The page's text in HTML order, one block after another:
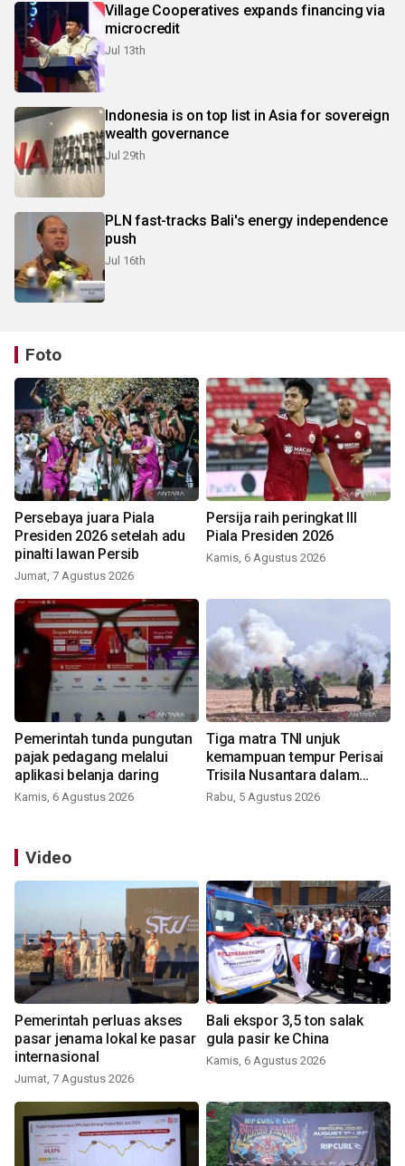
Village Cooperatives expands financing via
microcredit
Jul 13th
Indonesia is on top list in Asia for sovereign
wealth governance
Jul 29th
PLN fast-tracks Bali's energy independence
push
Jul 16th
Foto
Persebaya juara Piala
Presiden 2026 setelah adu
pinalti lawan Persib
Jumat, 7 Agustus 2026
Persija raih peringkat III
Piala Presiden 2026
Kamis, 6 Agustus 2026
Pemerintah tunda pungutan
pajak pedagang melalui
aplikasi belanja daring
Kamis, 6 Agustus 2026
Tiga matra TNI unjuk
kemampuan tempur Perisai
Trisila Nusantara dalam
latihan di Kepri
Rabu, 5 Agustus 2026
Video
Pemerintah perluas akses
pasar jenama lokal ke pasar
internasional
Jumat, 7 Agustus 2026
Bali ekspor 3,5 ton salak
gula pasir ke China
Kamis, 6 Agustus 2026